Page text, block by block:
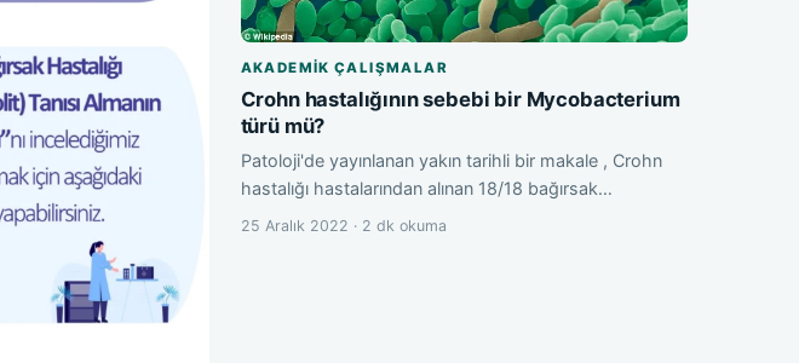
AKADEMIK ÇALIŞMALAR
Crohn hastalığının sebebi bir Mycobacterium
türü mü?
Patoloji'de yayınlanan yakın tarihli bir makale , Crohn
hastalığı hastalarından alınan 18/18 bağırsak…
25 Aralık 2022 · 2 dk okuma